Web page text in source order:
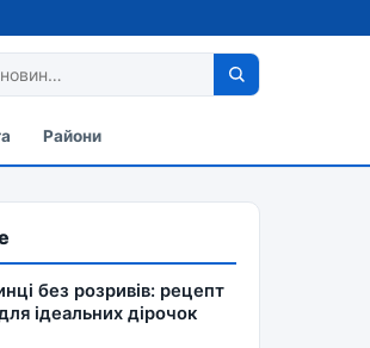
Райони
без розривів: рецепт
ідеальних дірочок